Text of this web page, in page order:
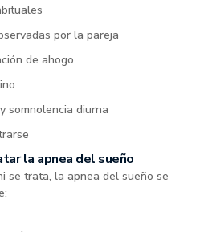
por la pareja
de ahogo
somnolencia diurna
la apnea del sueño
se trata, la apnea del sueño se